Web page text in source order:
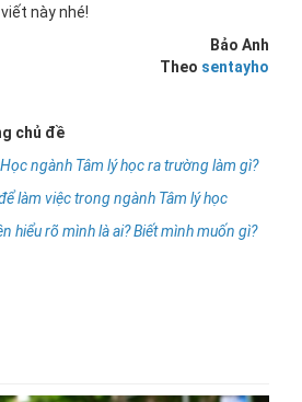
này nhé!
Bảo Anh
Theo sentayho
chủ đề
ngành Tâm lý học ra trường làm gì?
làm việc trong ngành Tâm lý học
hiểu rõ mình là ai? Biết mình muốn gì?